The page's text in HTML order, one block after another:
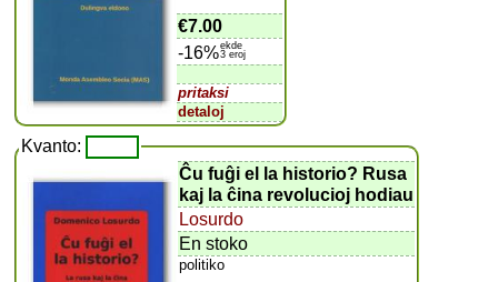
€7.00
-16%ekde
3 eroj
pritaksi
detaloj
Kvanto:
Ĉu fuĝi el la historio? Rusa
kaj la ĉina revolucioj hodiau
Losurdo
En stoko
politiko